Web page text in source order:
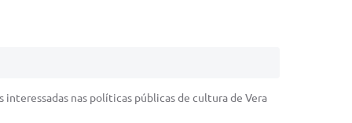
interessadas nas políticas públicas de cultura de Vera